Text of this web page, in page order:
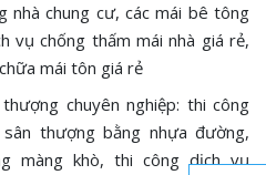
nhà chung cư, các mái bê tông
vụ chống thấm mái nhà giá rẻ,
mái tôn giá rẻ
chuyên nghiệp: thi công
thượng bằng nhựa đường,
màng khò, thi công dịch vụ